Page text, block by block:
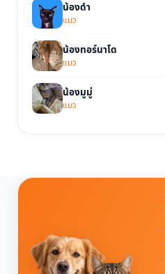
น้องดำ
แมว
น้องทอร์นาโด
แมว
น้องมูมู่
แมว